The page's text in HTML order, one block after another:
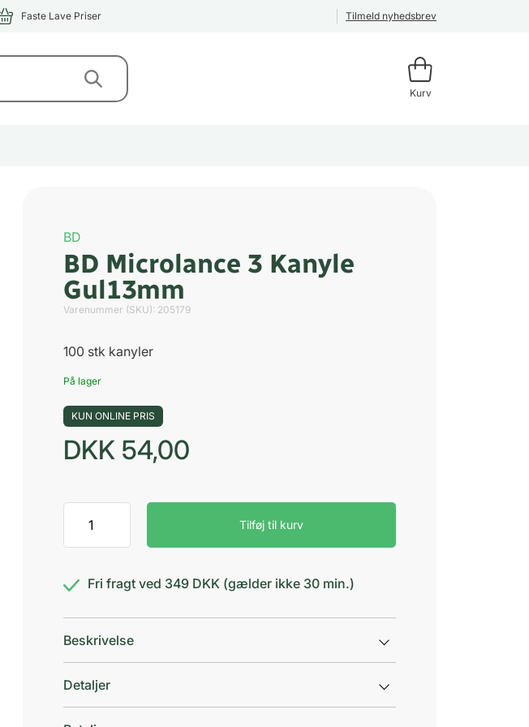
Faste Lave Priser Tilmeld nyhedsbrev
Kurv
BD
BD Microlance 3 Kanyle
Gul13mm
Varenummer (SKU): 205179
100 stk kanyler
På lager
KUN ONLINE PRIS
DKK 54,00
Microlance
3
Gul13mm
Tilføj til kurv
Fri fragt ved 349 DKK (gælder ikke 30 min.)
Beskrivelse
Detaljer